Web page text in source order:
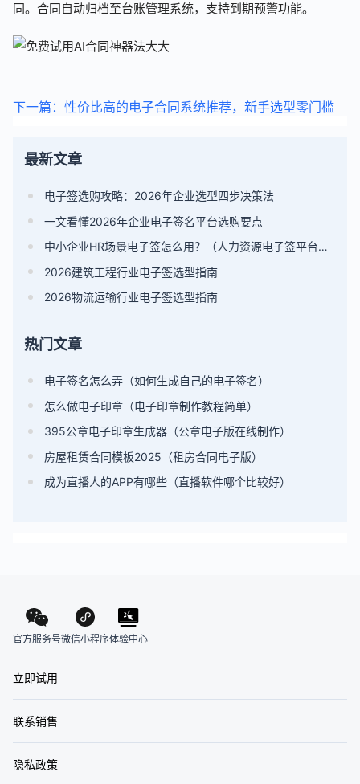
同。合同自动归档至台账管理系统，支持到期预警功能。
下一篇：性价比高的电子合同系统推荐，新手选型零门槛
最新文章
电子签选购攻略：2026年企业选型四步决策法
一文看懂2026年企业电子签名平台选购要点
中小企业HR场景电子签怎么用？（人力资源电子签平台选型指南）
2026建筑工程行业电子签选型指南
2026物流运输行业电子签选型指南
热门文章
电子签名怎么弄（如何生成自己的电子签名）
怎么做电子印章（电子印章制作教程简单）
395公章电子印章生成器（公章电子版在线制作）
房屋租赁合同模板2025（租房合同电子版）
成为直播人的APP有哪些（直播软件哪个比较好）
官方服务号微信小程序体验中心
立即试用
联系销售
隐私政策